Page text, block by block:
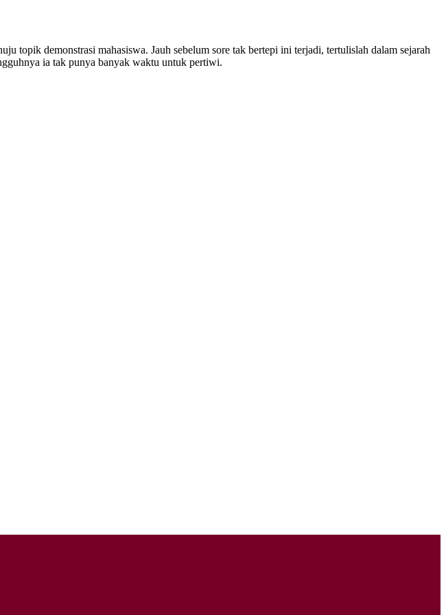
topik demonstrasi mahasiswa. Jauh sebelum sore tak bertepi ini terjadi, tertulislah dalam sejarah
ia tak punya banyak waktu untuk pertiwi.